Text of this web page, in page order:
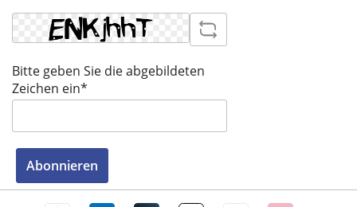
Bitte geben Sie die abgebildeten
Zeichen ein*
Abonnieren